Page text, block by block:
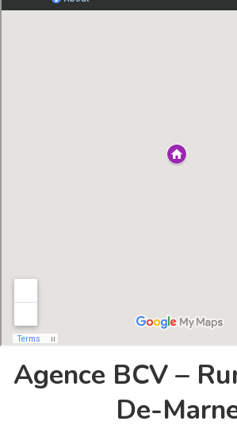
Agence BCV –
De-